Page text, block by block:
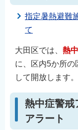
指定暑熱避難
て
大田区では、 熱
に、区内5か所の
して開放します。
熱中症警戒
アラート